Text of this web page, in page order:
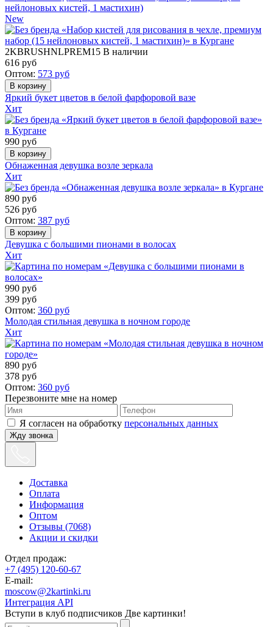
нейлоновых кистей, 1 мастихин)
New
2KBRUSHNLPREM15 В наличии
616 руб
Оптом: 573 руб
Яркий букет цветов в белой фарфоровой вазе
Хит
990 руб
Обнаженная девушка возле зеркала
Хит
890 руб
526 руб
Оптом: 387 руб
Девушка с большими пионами в волосах
Хит
990 руб
399 руб
Оптом: 360 руб
Молодая стильная девушка в ночном городе
Хит
890 руб
378 руб
Оптом: 360 руб
Перезвоните мне на номер
Я согласен на обработку персональных данных
Жду звонка
Доставка
Оплата
Информация
Оптом
Отзывы (7068)
Акции и скидки
Отдел продаж:
+7 (495) 120-60-67
E-mail:
moscow@2kartinki.ru
Интеграция API
Вступи в клуб подписчиков Две картинки!